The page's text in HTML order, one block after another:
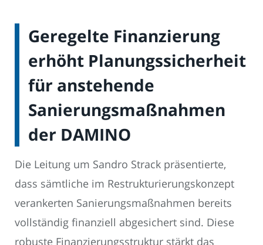
Geregelte Finanzierung
erhöht Planungssicherheit
für anstehende
Sanierungsmaßnahmen
der DAMINO
Die Leitung um Sandro Strack präsentierte,
dass sämtliche im Restrukturierungskonzept
verankerten Sanierungsmaßnahmen bereits
vollständig finanziell abgesichert sind. Diese
robuste Finanzierungsstruktur stärkt das